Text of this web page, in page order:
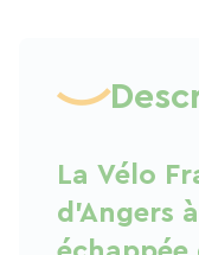
La Vélo
d’Angers